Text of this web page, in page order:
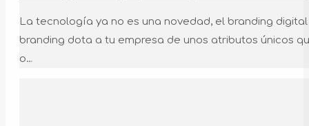
La tecnología ya no es una novedad, el branding
branding dota a tu empresa de unos atributos únicos
o…